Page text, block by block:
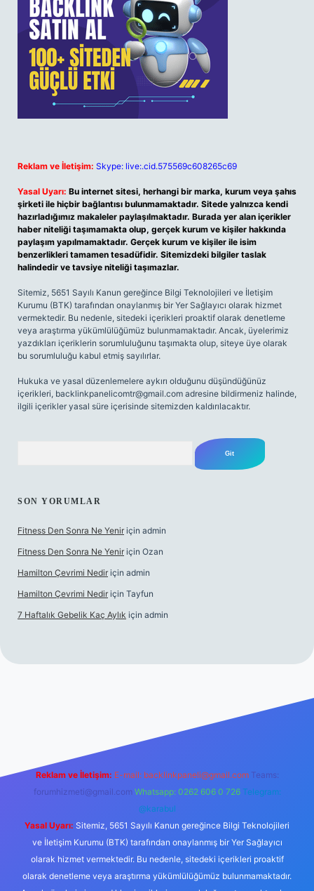
Reklam ve İletişim: Skype: live:.cid.575569c608265c69
Yasal Uyarı: Bu internet sitesi, herhangi bir marka, kurum veya şahıs
şirketi ile hiçbir bağlantısı bulunmamaktadır. Sitede yalnızca kendi
hazırladığımız makaleler paylaşılmaktadır. Burada yer alan içerikler
haber niteliği taşımamakta olup, gerçek kurum ve kişiler hakkında
paylaşım yapılmamaktadır. Gerçek kurum ve kişiler ile isim
benzerlikleri tamamen tesadüfidir. Sitemizdeki bilgiler taslak
halindedir ve tavsiye niteliği taşımazlar.
Sitemiz, 5651 Sayılı Kanun gereğince Bilgi Teknolojileri ve İletişim
Kurumu (BTK) tarafından onaylanmış bir Yer Sağlayıcı olarak hizmet
vermektedir. Bu nedenle, sitedeki içerikleri proaktif olarak denetleme
veya araştırma yükümlülüğümüz bulunmamaktadır. Ancak, üyelerimiz
yazdıkları içeriklerin sorumluluğunu taşımakta olup, siteye üye olarak
bu sorumluluğu kabul etmiş sayılırlar.
Hukuka ve yasal düzenlemelere aykırı olduğunu düşündüğünüz
içerikleri, backlinkpanelicomtr@gmail.com adresine bildirmeniz halinde,
ilgili içerikler yasal süre içerisinde sitemizden kaldırılacaktır.
SON YORUMLAR
Fitness Den Sonra Ne Yenir için admin
Fitness Den Sonra Ne Yenir için Ozan
Hamilton Çevrimi Nedir için admin
Hamilton Çevrimi Nedir için Tayfun
7 Haftalık Gebelik Kaç Aylık için admin
Reklam ve İletişim: E-mail: backlinkpaneli@gmail.com Teams:
forumhizmeti@gmail.com Whatsapp: 0262 606 0 726 Telegram:
@karabul
Yasal Uyarı: Sitemiz, 5651 Sayılı Kanun gereğince Bilgi Teknolojileri
ve İletişim Kurumu (BTK) tarafından onaylanmış bir Yer Sağlayıcı
olarak hizmet vermektedir. Bu nedenle, sitedeki içerikleri proaktif
olarak denetleme veya araştırma yükümlülüğümüz bulunmamaktadır.